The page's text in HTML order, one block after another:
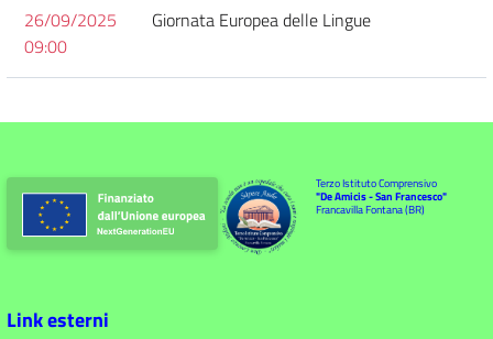
26/09/2025
09:00
Giornata Europea delle Lingue
Terzo Istituto Comprensivo
"De Amicis - San Francesco"
Francavilla Fontana (BR)
Link esterni